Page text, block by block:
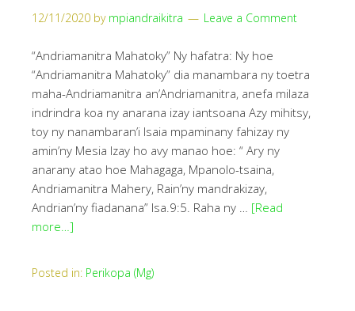
12/11/2020 by mpiandraikitra Leave a Comment
“Andriamanitra Mahatoky” Ny hafatra: Ny hoe
“Andriamanitra Mahatoky” dia manambara ny toetra
maha-Andriamanitra an’Andriamanitra, anefa milaza
indrindra koa ny anarana izay iantsoana Azy mihitsy,
toy ny nanambaran’i Isaia mpaminany fahizay ny
amin’ny Mesia Izay ho avy manao hoe: “ Ary ny
anarany atao hoe Mahagaga, Mpanolo-tsaina,
Andriamanitra Mahery, Rain’ny mandrakizay,
Andrian’ny fiadanana” Isa.9:5. Raha ny … [Read
more…]
Posted in: Perikopa (Mg)